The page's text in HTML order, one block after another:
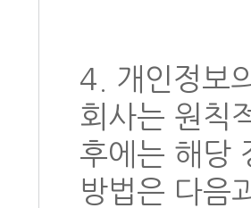
4. 개인정보
회사는 원칙
후에는 해당
방법은 다음